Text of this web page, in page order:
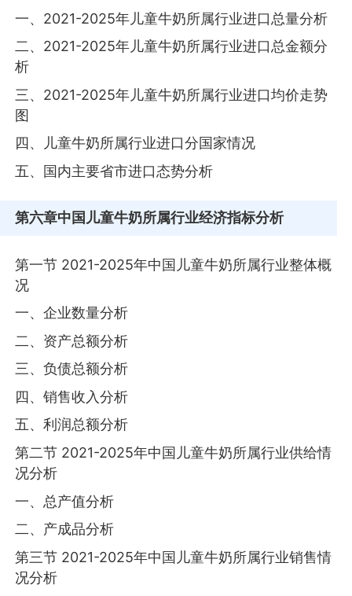
一、2021-2025年儿童牛奶所属行业进口总量分析
二、2021-2025年儿童牛奶所属行业进口总金额分
析
三、2021-2025年儿童牛奶所属行业进口均价走势
图
四、儿童牛奶所属行业进口分国家情况
五、国内主要省市进口态势分析
第六章中国儿童牛奶所属行业经济指标分析
第一节 2021-2025年中国儿童牛奶所属行业整体概
况
一、企业数量分析
二、资产总额分析
三、负债总额分析
四、销售收入分析
五、利润总额分析
第二节 2021-2025年中国儿童牛奶所属行业供给情
况分析
一、总产值分析
二、产成品分析
第三节 2021-2025年中国儿童牛奶所属行业销售情
况分析